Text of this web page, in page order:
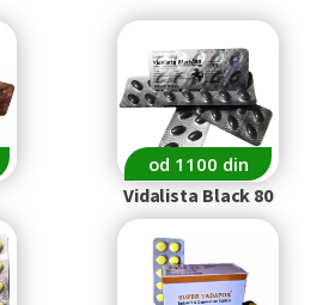
od 1100 din
Vidalista Black 80